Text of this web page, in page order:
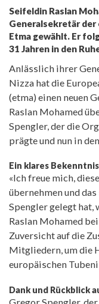
Seifeldin Raslan
Generalsekretär
Etma gewählt. Er
31 Jahren in den
Anlässlich ihrer
Nizza hat die
(etma) einen neuen
Raslan Mohamed
Spengler, der die
prägte und nun in
Ein klares
«Ich freue mich,
übernehmen und
Spengler gelegt hat,
Raslan Mohamed
Zuversicht auf die
Mitgliedern, um die
europäischen
Dank und Rückblick